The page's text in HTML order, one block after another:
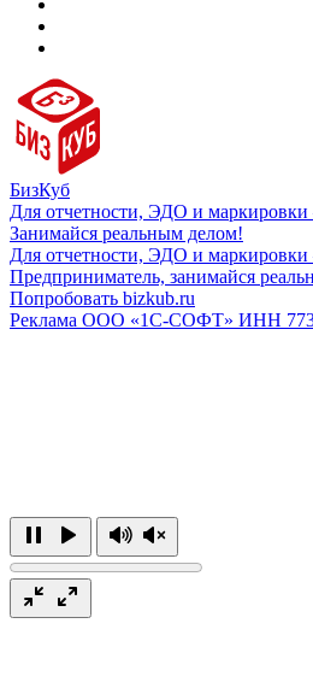
БизКуб
Для отчетности, ЭДО и
Занимайся реальным делом!
Для отчетности, ЭДО и
Предприниматель, занимайся
Попробовать bizkub.ru
Реклама ООО «1С-СОФТ» ИНН